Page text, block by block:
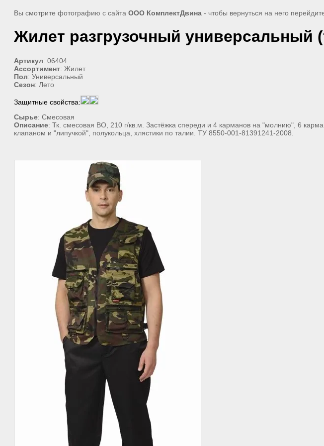
Вы смотрите фотографию с сайта ООО КомплектДвина - чтобы вернуться на него
Жилет разгрузочный универсальный
Артикул: 06404
Ассортимент: Жилет
Пол: Универсальный
Сезон: Лето
Защитные свойства:
Сырье: Смесовая
Описание: Тк. смесовая ВО, 210 г/кв.м. Застёжка спереди и 4 карманов на "молнию", 6
клапаном и "липучкой", полукольца, хлястики по талии. ТУ 8550-001-81391241-2008.